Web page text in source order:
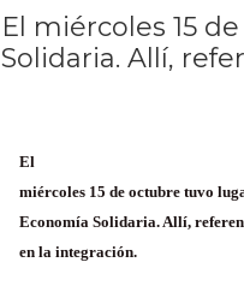
El miércoles 15
Solidaria. Allí,
El
miércoles 15 de octubre tuvo
Economía Solidaria. Allí,
en la integración.